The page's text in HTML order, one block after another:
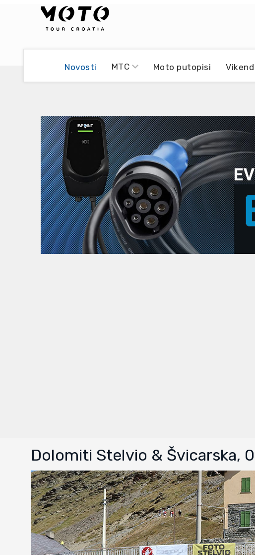
Novosti MTC Moto putopisi
Dolomiti Stelvio & Švicarska,
Moto servisi
Impressum
Damir Pritišanac - Prile
Dario Dinter - Moto TOZ
Igor Kreč - UmPaDrum
Igor Kukec Brmbi
Slaven Gajdek
MTC - Moto Tour Croatia
Moto putopisi
Vikend vožnje
Zanimljivost